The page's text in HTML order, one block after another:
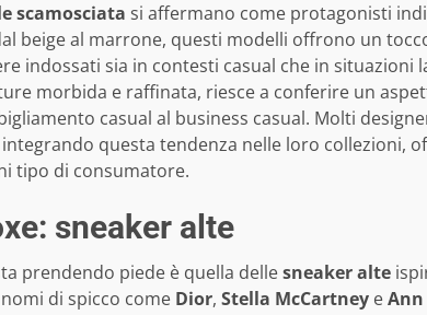
scamosciata si affermano come protagonisti
beige al marrone, questi modelli offrono un
indossati sia in contesti casual che in situazioni
morbida e raffinata, riesce a conferire un
casual al business casual. Molti
questa tendenza nelle loro collezioni,
tipo di consumatore.
sneaker alte
prendendo piede è quella dellesneaker alte
di spicco come Dior, Stella McCartney e